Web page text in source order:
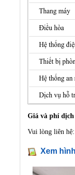
Giá và phí
Vui lòng liên hệ:
Xem